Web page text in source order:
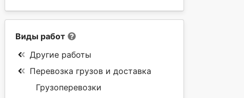
Виды работ
Другие работы
Перевозка грузов и доставка
Грузоперевозки